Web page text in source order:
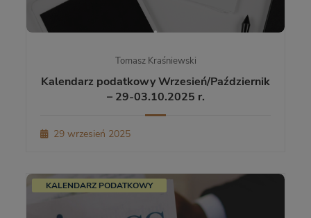
Tomasz Kraśniewski
Kalendarz podatkowy Wrzesień/Październik
– 29-03.10.2025 r.
29 wrzesień 2025
KALENDARZ PODATKOWY